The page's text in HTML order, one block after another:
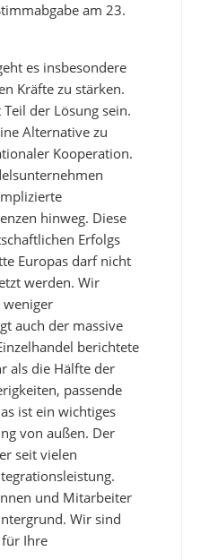
am 23.
es insbesondere
Kräfte zu stärken.
der Lösung sein.
Alternative zu
Kooperation.
hinweg. Diese
Erfolgs
Europas darf nicht
werden. Wir
auch der massive
berichtete
als die Hälfte der
passende
ist ein wichtiges
von außen. Der
seit vielen
und Mitarbeiter
Wir sind
Ihre